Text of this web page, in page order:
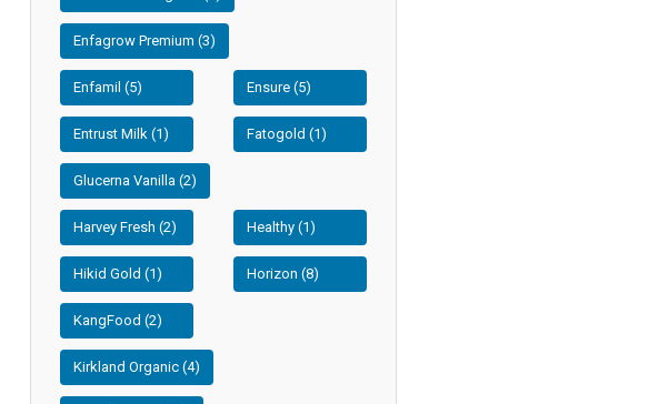
Enfagrow Premium (3)
Enfamil (5) Ensure (5)
Entrust Milk (1) Fatogold (1)
Glucerna Vanilla (2)
Harvey Fresh (2) Healthy (1)
Hikid Gold (1) Horizon (8)
KangFood (2)
Kirkland Organic (4)